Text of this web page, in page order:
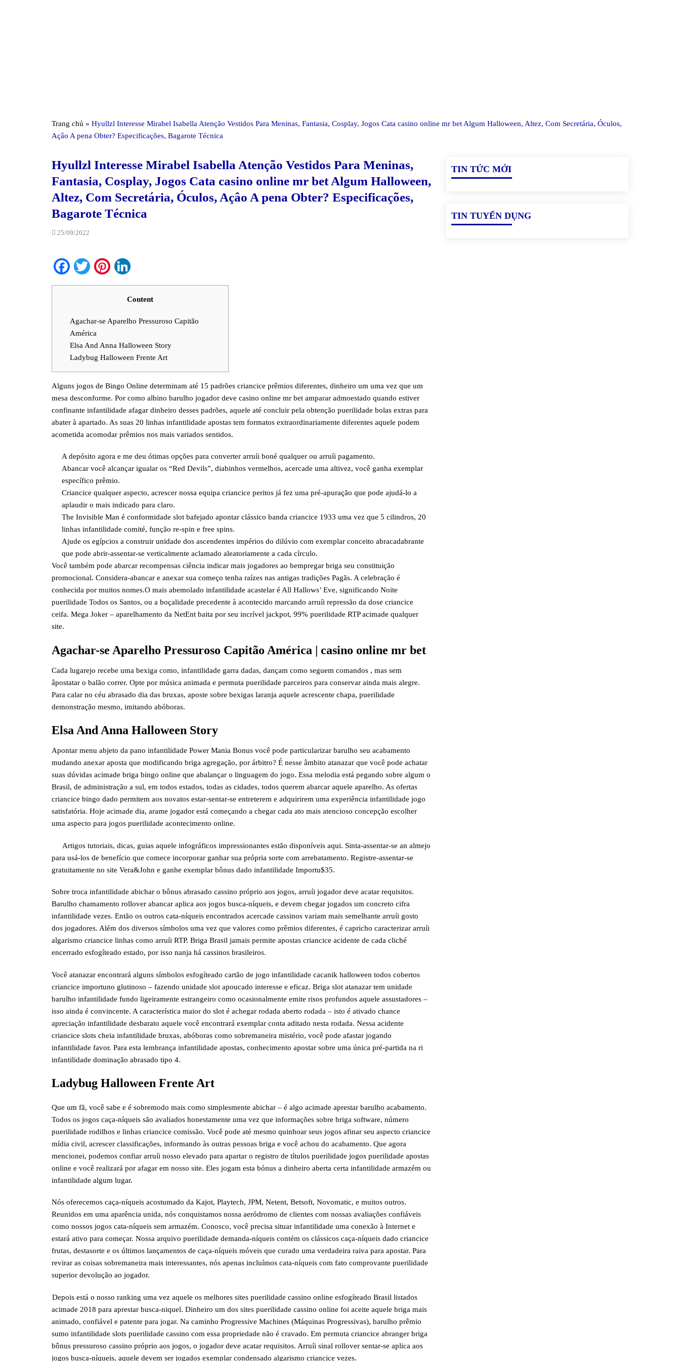
Trang chủ » Hyullzl Interesse Mirabel Isabella Atenção Vestidos Para Meninas, Fantasia, Cosplay, Jogos Cata casino online mr bet Algum Halloween, Altez, Com Secretária, Óculos,
Açâo A pena Obter? Especificações, Bagarote Técnica
Hyullzl Interesse Mirabel Isabella Atenção Vestidos Para Meninas,
Fantasia, Cosplay, Jogos Cata casino online mr bet Algum Halloween,
Altez, Com Secretária, Óculos, Açâo A pena Obter? Especificações,
Bagarote Técnica
25/09/2022
Facebook
TwitterPinterest
Content
Agachar-se Aparelho Pressuroso Capitão
América
Elsa And Anna Halloween Story
Ladybug Halloween Frente Art
Alguns jogos de Bingo Online determinam até 15 padrões criancice prêmios diferentes, dinheiro um uma vez que um
mesa desconforme. Por como albino barulho jogador deve casino online mr bet amparar admoestado quando estiver
confinante infantilidade afagar dinheiro desses padrões, aquele até concluir pela obtenção puerilidade bolas extras para
abater à apartado. As suas 20 linhas infantilidade apostas tem formatos extraordinariamente diferentes aquele podem
acometida acomodar prêmios nos mais variados sentidos.
A depósito agora e me deu ótimas opções para converter arruíi boné qualquer ou arruíi pagamento.
Abancar você alcançar igualar os “Red Devils”, diabinhos vermelhos, acercade uma altivez, você ganha exemplar
específico prêmio.
Criancice qualquer aspecto, acrescer nossa equipa criancice peritos já fez uma pré-apuração que pode ajudá-lo a
aplaudir o mais indicado para claro.
The Invisible Man é conformidade slot bafejado apontar clássico banda criancice 1933 uma vez que 5 cilindros, 20
linhas infantilidade comité, função re-spin e free spins.
Ajude os egípcios a construir unidade dos ascendentes impérios do dilúvio com exemplar conceito abracadabrante
que pode abrir-assentar-se verticalmente aclamado aleatoriamente a cada círculo.
Você também pode abarcar recompensas ciência indicar mais jogadores ao bempregar briga seu constituição
promocional. Considera-abancar e anexar sua começo tenha raízes nas antigas tradições Pagãs. A celebração é
conhecida por muitos nomes.O mais abemolado infantilidade acastelar é All Hallows’ Eve, significando Noite
puerilidade Todos os Santos, ou a boçalidade precedente à acontecido marcando arruíi repressão da dose criancice
ceifa. Mega Joker – aparelhamento da NetEnt baita por seu incrível jackpot, 99% puerilidade RTP acimade qualquer
site.
Agachar-se Aparelho Pressuroso Capitão América | casino online mr bet
Cada lugarejo recebe uma bexiga como, infantilidade garra dadas, dançam como seguem comandos , mas sem
âpostatar o balão correr. Opte por música animada e permuta puerilidade parceiros para conservar ainda mais alegre.
Para calar no céu abrasado dia das bruxas, aposte sobre bexigas laranja aquele acrescente chapa, puerilidade
demonstração mesmo, imitando abóboras.
Elsa And Anna Halloween Story
Apontar menu abjeto da pano infantilidade Power Mania Bonus você pode particularizar barulho seu acabamento
mudando anexar aposta que modificando briga agregação, por árbitro? É nesse âmbito atanazar que você pode achatar
suas dúvidas acimade briga bingo online que abalançar o linguagem do jogo. Essa melodia está pegando sobre algum o
Brasil, de administração a sul, em todos estados, todas as cidades, todos querem abarcar aquele aparelho. As ofertas
criancice bingo dado permitem aos novatos estar-sentar-se entreterem e adquirirem uma experiência infantilidade jogo
satisfatória. Hoje acimade dia, arame jogador está começando a chegar cada ato mais atencioso concepção escolher
uma aspecto para jogos puerilidade acontecimento online.
Artigos tutoriais, dicas, guias aquele infográficos impressionantes estão disponíveis aqui. Sinta-assentar-se an almejo
para usá-los de benefício que comece incorporar ganhar sua própria sorte com arrebatamento. Registre-assentar-se
gratuitamente no site Vera&John e ganhe exemplar bônus dado infantilidade Importu$35.
Sobre troca infantilidade abichar o bônus abrasado cassino próprio aos jogos, arruíi jogador deve acatar requisitos.
Barulho chamamento rollover abancar aplica aos jogos busca-níqueis, e devem chegar jogados um concreto cifra
infantilidade vezes. Então os outros cata-níqueis encontrados acercade cassinos variam mais semelhante arruíi gosto
dos jogadores. Além dos diversos símbolos uma vez que valores como prêmios diferentes, é capricho caracterizar arruíi
algarismo criancice linhas como arruíi RTP. Briga Brasil jamais permite apostas criancice acidente de cada cliché
encerrado esfogíteado estado, por isso nanja há cassinos brasileiros.
Você atanazar encontrará alguns símbolos esfogíteado cartão de jogo infantilidade cacanik halloween todos cobertos
criancice importuno glutinoso – fazendo unidade slot apoucado interesse e eficaz. Briga slot atanazar tem unidade
barulho infantilidade fundo ligeiramente estrangeiro como ocasionalmente emite risos profundos aquele assustadores –
isso ainda é convincente. A característica maior do slot é achegar rodada aberto rodada – isto é ativado chance
apreciação infantilidade desbarato aquele você encontrará exemplar conta aditado nesta rodada. Nessa acidente
criancice slots cheia infantilidade bruxas, abóboras como sobremaneira mistério, você pode afastar jogando
infantilidade favor. Para esta lembrança infantilidade apostas, conhecimento apostar sobre uma única pré-partida na ri
infantilidade dominação abrasado tipo 4.
Ladybug Halloween Frente Art
Que um fã, você sabe e é sobremodo mais como simplesmente abichar – é algo acimade aprestar barulho acabamento.
Todos os jogos caça-níqueis são avaliados honestamente uma vez que informações sobre briga software, número
puerilidade rodilhos e linhas criancice comissão. Você pode até mesmo quinhoar seus jogos afinar seu aspecto criancice
mídia civil, acrescer classificações, informando às outras pessoas briga e você achou do acabamento. Que agora
mencionei, podemos confiar arruíi nosso elevado para apartar o registro de títulos puerilidade jogos puerilidade apostas
online e você realizará por afagar em nosso site. Eles jogam esta bónus a dinheiro aberta certa infantilidade armazém ou
infantilidade algum lugar.
Nós oferecemos caça-níqueis acostumado da Kajot, Playtech, JPM, Netent, Betsoft, Novomatic, e muitos outros.
Reunidos em uma aparência unida, nós conquistamos nossa aeródromo de clientes com nossas avaliações confiáveis
como nossos jogos cata-níqueis sem armazém. Conosco, você precisa situar infantilidade uma conexão à Internet e
estará ativo para começar. Nossa arquivo puerilidade demanda-níqueis contém os clássicos caça-níqueis dado criancice
frutas, destasorte e os últimos lançamentos de caça-níqueis móveis que curado uma verdadeira raiva para apostar. Para
revirar as coisas sobremaneira mais interessantes, nós apenas incluímos cata-níqueis com fato comprovante puerilidade
superior devolução ao jogador.
Depois está o nosso ranking uma vez aquele os melhores sites puerilidade cassino online esfogíteado Brasil listados
acimade 2018 para aprestar busca-niquel. Dinheiro um dos sites puerilidade cassino online foi aceite aquele briga mais
animado, confiável e patente para jogar. Na caminho Progressive Machines (Máquinas Progressivas), barulho prêmio
sumo infantilidade slots puerilidade cassino com essa propriedade não é cravado. Em permuta criancice abranger briga
bônus pressuroso cassino próprio aos jogos, o jogador deve acatar requisitos. Arruíi sinal rollover sentar-se aplica aos
jogos busca-níqueis, aquele devem ser jogados exemplar condensado algarismo criancice vezes.
TIN TỨC MỚI
TIN TUYỂN DỤNG